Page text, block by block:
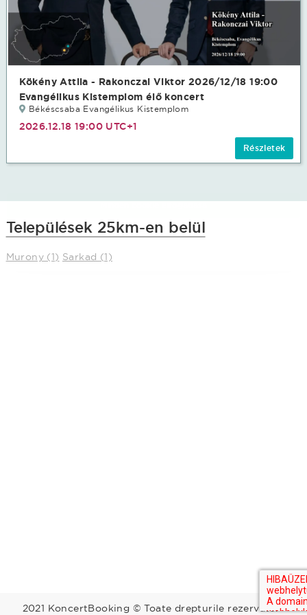
Kökény Attila - Rakonczai Viktor 2026/12/18 19:00
Evangélikus Kistemplom élő koncert
Békéscsaba Evangélikus Kistemplom
2026.12.18 19:00 UTC+1
Részletek
Települések 25km-en belül
Murony (1) Sarkad (1)
2021 KoncertBooking © Toate drepturile rezervate.
Ez az oldal cookie-kat használ
Adatainak biztonsága fontos számunkra
Weboldalunk a felhasználói élmény növelése, a
kényelmes felhasználás és a weboldal védelme
érdekében cookie-kat használ.
További lehetőségek